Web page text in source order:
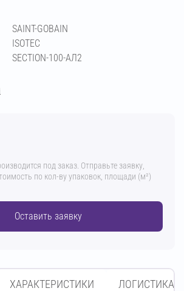
SAINT-GOBAIN
ISOTEC
SECTION-100-АЛ2
под заказ. Отправьте заявку,
по кол-ву упаковок, площади (м²)
Оставить заявку
ХАРАКТЕРИСТИКИ ЛОГИСТИКА